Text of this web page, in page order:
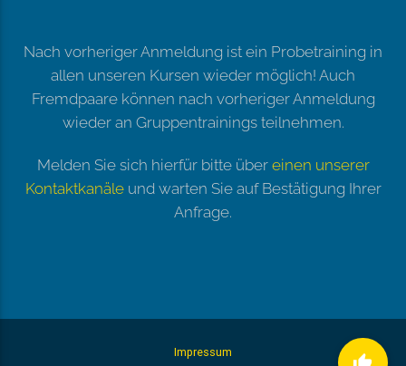
Nach vorheriger Anmeldung ist ein Probetraining in
allen unseren Kursen wieder möglich! Auch
Fremdpaare können nach vorheriger Anmeldung
wieder an Gruppentrainings teilnehmen.
Melden Sie sich hierfür bitte über einen unserer
Kontaktkanäleund warten Sie auf Bestätigung Ihrer
Anfrage.
Impressum
thumb_up